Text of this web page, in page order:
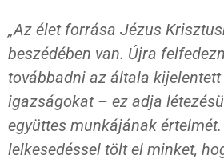
„Az élet forrása Jézus
beszédében van. Újra
továbbadni az általa kijelentett
igazságokat – ez adja
együttes munkájának
lelkesedéssel tölt el minket,